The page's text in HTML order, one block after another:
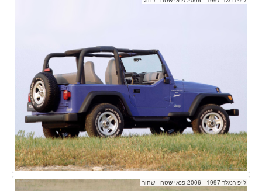
ג'יפ רנגלר 1997 - 2006 פנאי שטח - שחור